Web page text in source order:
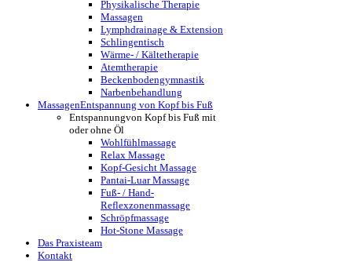
Physikalische Therapie
Massagen
Lymphdrainage & Extension
Schlingentisch
Wärme- / Kältetherapie
Atemtherapie
Beckenbodengymnastik
Narbenbehandlung
MassagenEntspannung von Kopf bis Fuß
Entspannungvon Kopf bis Fuß mit
oder ohne Öl
Wohlfühlmassage
Relax Massage
Kopf-Gesicht Massage
Pantai-Luar Massage
Fuß- / Hand-
Reflexzonenmassage
Schröpfmassage
Hot-Stone Massage
Das Praxisteam
Kontakt